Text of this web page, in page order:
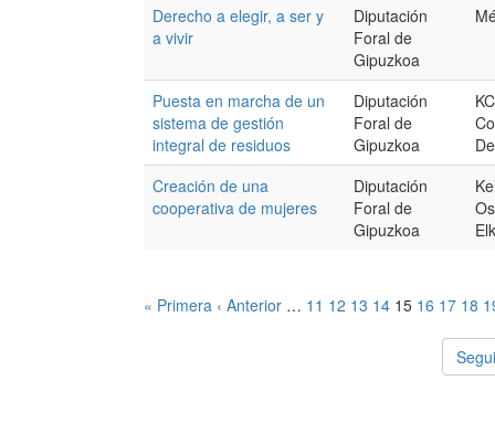
Derecho a elegir, a ser y
a vivir
Diputación
Foral de
Gipuzkoa
Puesta en marcha de un
sistema de gestión
integral de residuos
Diputación
Foral de
Gipuzkoa
Creación de una
cooperativa de mujeres
Diputación
Foral de
Gipuzkoa
« Primera ‹ Anterior … 11 12 13 14 15 16 17 18